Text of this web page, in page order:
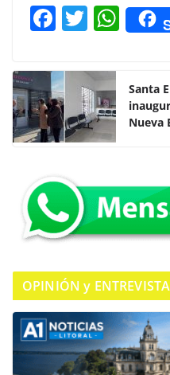
F
c
e
b
o
o
k
T
itt
er
W
h
s
A
Santa
Nueva
OPINIÓN y